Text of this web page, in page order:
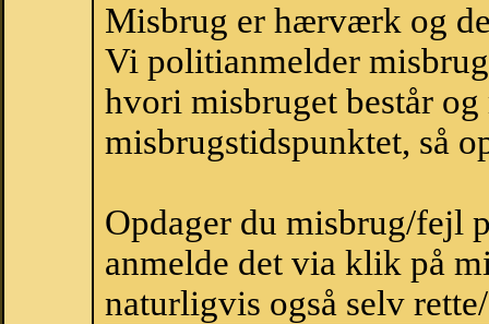
Misbrug er hærværk og
Vi politianmelder
hvori misbruget består
misbrugstidspunktet, så
Opdager du misbrug/fejl
anmelde det via klik på
naturligvis også selv